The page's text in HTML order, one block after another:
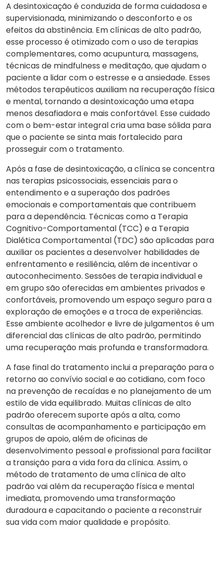
A desintoxicação é conduzida de forma cuidadosa e
supervisionada, minimizando o desconforto e os
efeitos da abstinência. Em clínicas de alto padrão,
esse processo é otimizado com o uso de terapias
complementares, como acupuntura, massagens,
técnicas de mindfulness e meditação, que ajudam o
paciente a lidar com o estresse e a ansiedade. Esses
métodos terapêuticos auxiliam na recuperação física
e mental, tornando a desintoxicação uma etapa
menos desafiadora e mais confortável. Esse cuidado
com o bem-estar integral cria uma base sólida para
que o paciente se sinta mais fortalecido para
prosseguir com o tratamento.
Após a fase de desintoxicação, a clínica se concentra
nas terapias psicossociais, essenciais para o
entendimento e a superação dos padrões
emocionais e comportamentais que contribuem
para a dependência. Técnicas como a Terapia
Cognitivo-Comportamental (TCC) e a Terapia
Dialética Comportamental (TDC) são aplicadas para
auxiliar os pacientes adesenvolver habilidades de
enfrentamento e resiliência, além de incentivar o
autoconhecimento. Sessões de terapia individual e
em grupo são oferecidas em ambientes privados e
confortáveis, promovendo um espaço seguro para a
exploração de emoções e a troca de experiências.
Esse ambiente acolhedor e livre de julgamentos é um
diferencial das clínicas de alto padrão, permitindo
uma recuperação mais profunda e transformadora.
A fase final do tratamento inclui a preparação para o
retorno ao convívio social e ao cotidiano, com foco
na prevenção de recaídas e no planejamento de um
estilo de vida equilibrado. Muitas clínicas de alto
padrão oferecem suporte após a alta, como
consultas de acompanhamento e participação em
grupos de apoio, além de oficinas de
desenvolvimento pessoal e profissional para facilitar
a transição para a vida fora da clínica. Assim, o
método de tratamento de uma clínica de alto
padrão vai além da recuperação física e mental
imediata, promovendo uma transformação
duradoura e capacitando o paciente a reconstruir
sua vida com maior qualidade e propósito.